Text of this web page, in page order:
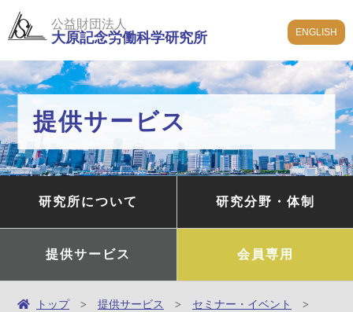
公益財団法人
大原記念労働科学研究所 ENGLISH
提供サービス
研究所について 研究分野・体制
提供サービス 会員専用
トップ 提供サービス
セミナー・イベント